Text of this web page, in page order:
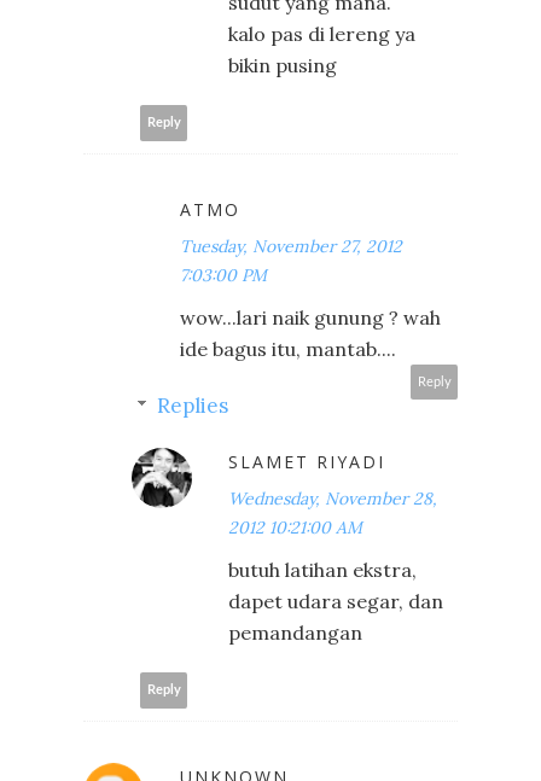
kalo pas di lereng ya
bikin pusing
Reply
ATMO
Tuesday, November 27, 2012
7:03:00 PM
wow...lari naik gunung ? wah
ide bagus itu, mantab....
Reply
Replies
SLAMET RIYADI
Wednesday, November 28,
2012 10:21:00 AM
butuh latihan ekstra,
dapet udara segar, dan
pemandangan
Reply